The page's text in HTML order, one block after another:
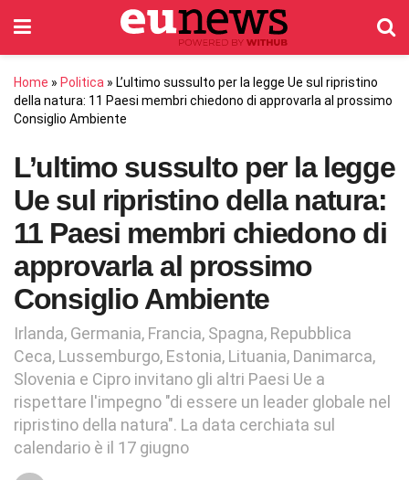
Home » Politica » L’ultimo sussulto per la legge Ue sul ripristino
della natura: 11 Paesi membri chiedono di approvarla al prossimo
Consiglio Ambiente
L’ultimo sussulto per la legge
Ue sul ripristino della natura:
11 Paesi membri chiedono di
approvarla al prossimo
Consiglio Ambiente
Irlanda, Germania, Francia, Spagna, Repubblica
Ceca, Lussemburgo, Estonia, Lituania, Danimarca,
Slovenia e Cipro invitano gli altri Paesi Ue a
rispettare l'impegno "di essere un leader globale nel
ripristino della natura". La data cerchiata sul
calendario è il 17 giugno